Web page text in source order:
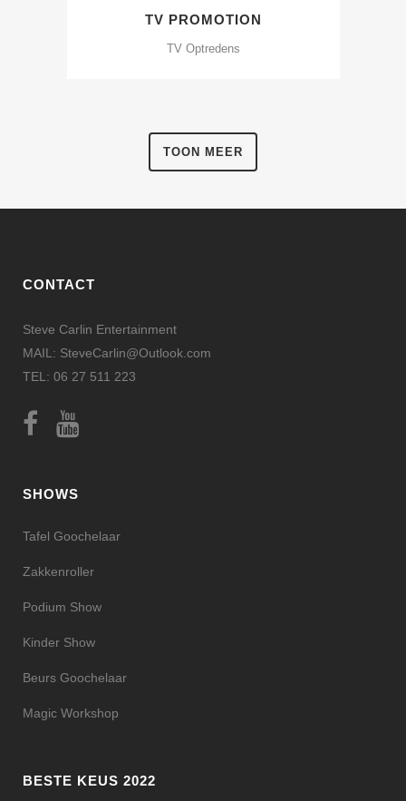
TV PROMOTION
TV Optredens
TOON MEER
CONTACT
Steve Carlin Entertainment
MAIL: SteveCarlin@Outlook.com
TEL: 06 27 511 223
SHOWS
Tafel Goochelaar
Zakkenroller
Podium Show
Kinder Show
Beurs Goochelaar
Magic Workshop
BESTE KEUS 2022